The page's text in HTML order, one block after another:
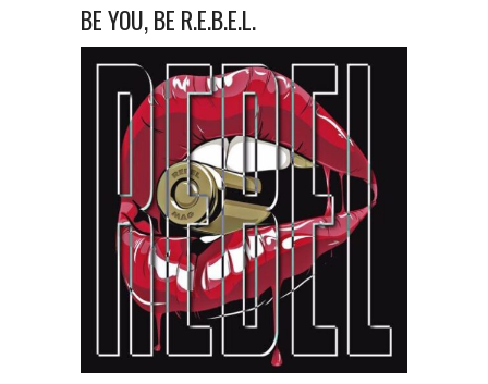
BE YOU, BE R.E.B.E.L.